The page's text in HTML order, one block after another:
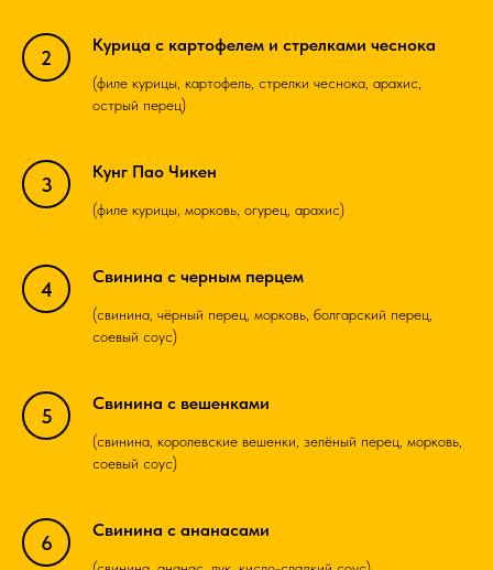
Курица с картофелем и стрелками чеснока
(филе курицы, картофель, стрелки чеснока, арахис,
острый перец)
Кунг Пао Чикен
(филе курицы, морковь, огурец, арахис)
Свинина с черным перцем
(свинина, чёрный перец, морковь, болгарский перец,
соевый соус)
Свинина с вешенками
(свинина, королевские вешенки, зелёный перец, морковь,
соевый соус)
Свинина с ананасами